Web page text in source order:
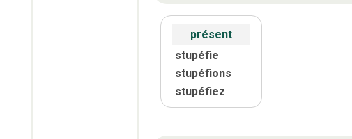
présent
stupéfie
stupéfions
stupéfiez